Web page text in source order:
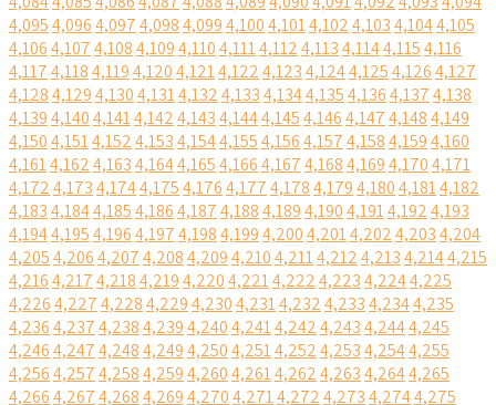
4,0954,0964,0974,0984,0994,1004,1014,1024,1034,1044,105
4,1064,1074,1084,1094,1104,1114,1124,1134,1144,1154,116
4,1174,1184,1194,1204,1214,1224,1234,1244,1254,1264,127
4,1284,1294,1304,1314,1324,1334,1344,1354,1364,1374,138
4,1394,1404,1414,1424,1434,1444,1454,1464,1474,1484,149
4,1504,1514,1524,1534,1544,1554,1564,1574,1584,1594,160
4,1614,1624,1634,1644,1654,1664,1674,1684,1694,1704,171
4,1724,1734,1744,1754,1764,1774,1784,1794,1804,1814,182
4,1834,1844,1854,1864,1874,1884,1894,1904,1914,1924,193
4,1944,1954,1964,1974,1984,1994,2004,2014,2024,2034,204
4,2054,2064,2074,2084,2094,2104,2114,2124,2134,2144,215
4,2164,2174,2184,2194,2204,2214,2224,2234,2244,225
4,2264,2274,2284,2294,2304,2314,2324,2334,2344,235
4,2364,2374,2384,2394,2404,2414,2424,2434,2444,245
4,2464,2474,2484,2494,2504,2514,2524,2534,2544,255
4,2564,2574,2584,2594,2604,2614,2624,2634,2644,265
4,2664,2674,2684,2694,2704,2714,2724,2734,2744,275